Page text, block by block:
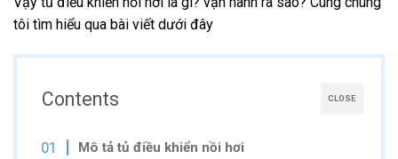
tôi tìm hiểu qua bài viết dưới đây
CLOSE
Contents
Mô tả tủ điều khiển nồi hơi